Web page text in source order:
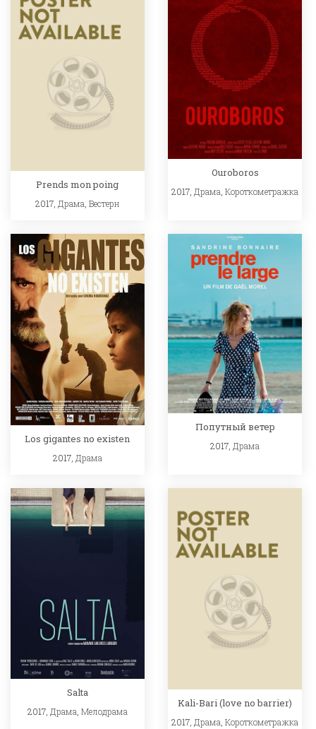
Prends mon poing
2017, Драма Вестерн
Ouroboros
2017,Драма,Короткометражка
Los gigantes no existen
2017, Драма
Попутный ветер
2017, Драма
Salta
2017, Драма Мелодрама
Kali-Bari (love no barrier)
2017,Драма,Короткометражка